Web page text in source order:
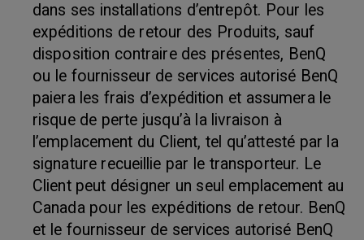
dans ses installations d’entrepôt. Pour les
expéditions de retour des Produits, sauf
disposition contraire des présentes, BenQ
ou le fournisseur de services autorisé BenQ
paiera les frais d’expédition et assumera le
risque de perte jusqu’à la livraison à
l’emplacement du Client, tel qu’attesté par la
signature recueillie par le transporteur. Le
Client peut désigner un seul emplacement au
Canada pour les expéditions de retour. BenQ
et le fournisseur de services autorisé BenQ